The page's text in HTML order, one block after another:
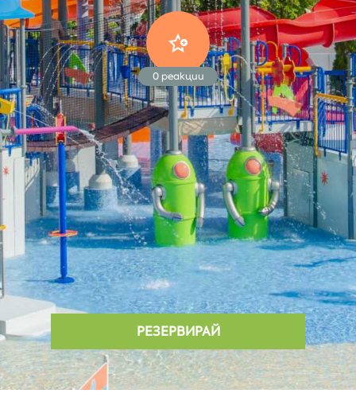
0реакции
РЕЗЕРВИРАЙ